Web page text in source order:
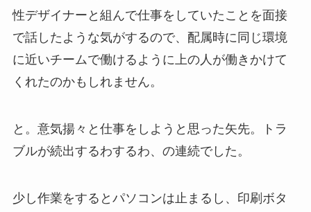
性デザイナーと組んで仕事をしていたことを面接
で話したような気がするので、配属時に同じ環境
に近いチームで働けるように上の人が働きかけて
くれたのかもしれません。
と。意気揚々と仕事をしようと思った矢先。トラ
ブルが続出するわするわ、の連続でした。
少し作業をするとパソコンは止まるし、印刷ボタ